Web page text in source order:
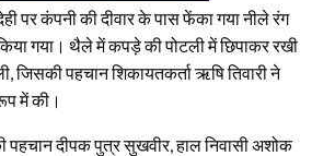
पर कंपनी की दीवार के पास फेंका गया नीले रंग
गया। थैले में कपड़े की पोटली में छिपाकर रखी
जिसकी पहचान शिकायतकर्ता ऋषि तिवारी ने
में की।
पहचान दीपक पुत्र सुखवीर, हाल निवासी अशोक